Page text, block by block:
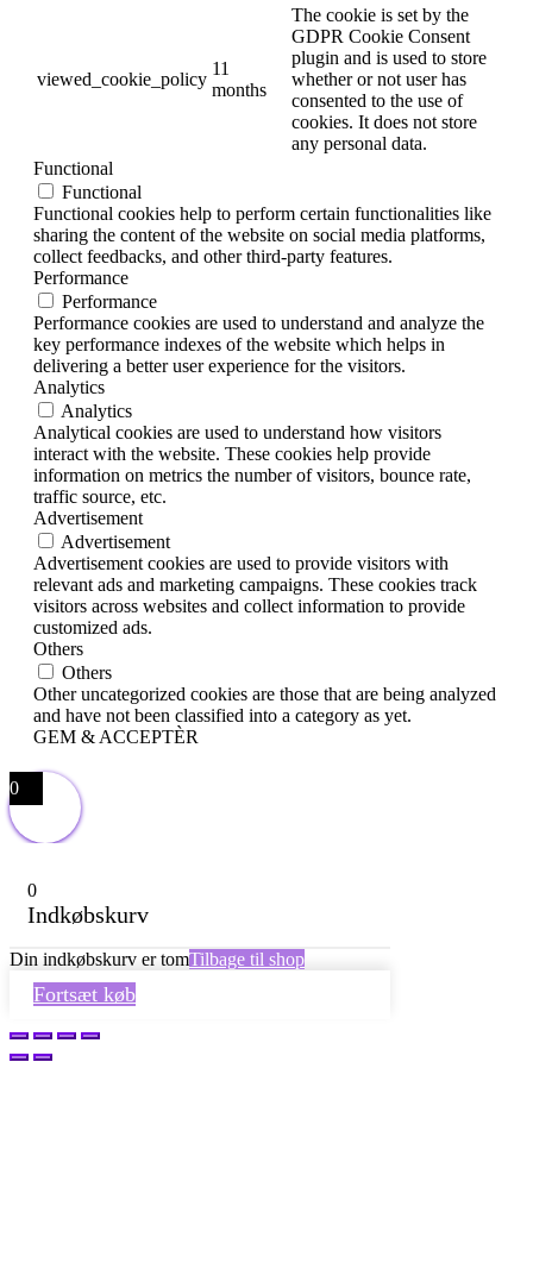
viewed_cookie_policy
11
months
The cookie is set by the
GDPR Cookie Consent
plugin and is used to store
whether or not user has
consented to the use of
cookies. It does not store
any personal data.
Functional
Functional
Functional cookies help to perform certain functionalities like
sharing the content of the website on social media platforms,
collect feedbacks, and other third-party features.
Performance
Performance
Performance cookies are used to understand and analyze the
key performance indexes of the website which helps in
delivering a better user experience for the visitors.
Analytics
Analytics
Analytical cookies are used to understand how visitors
interact with the website. These cookies help provide
information on metrics the number of visitors, bounce rate,
traffic source, etc.
Advertisement
Advertisement
Advertisement cookies are used to provide visitors with
relevant ads and marketing campaigns. These cookies track
visitors across websites and collect information to provide
customized ads.
Others
Others
Other uncategorized cookies are those that are being analyzed
and have not been classified into a category as yet.
GEM & ACCEPTÈR
0
0
Indkøbskurv
Din indkøbskurv er tomTilbage til shop
Fortsæt køb